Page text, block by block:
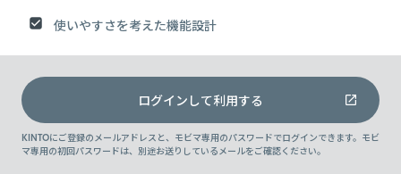
使いやすさを考えた機能設計
ログインして利用する
KINTOにご登録のメールアドレスと、モビマ専用のパスワードでログインできます。モビ
マ専用の初回パスワードは、別途お送りしているメールをご確認ください。